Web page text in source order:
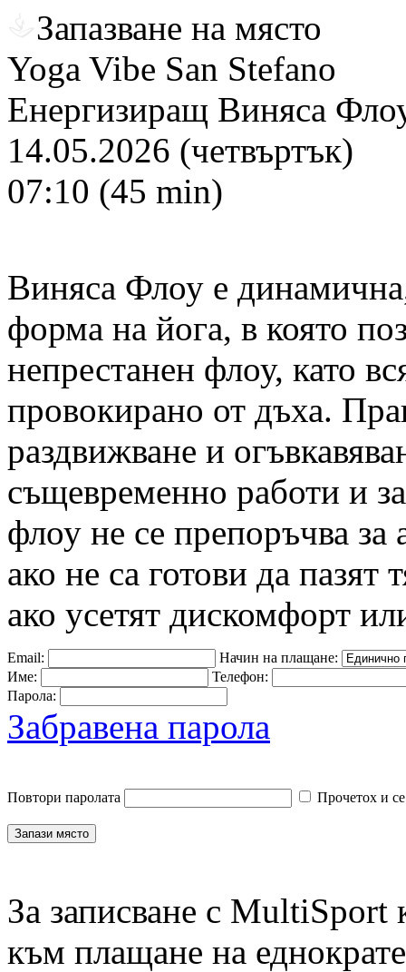
Запазване на място
Yoga Vibe San Stefano
Енергизиращ Виняса
14.05.2026 (четвъртък)
07:10 (45 min)
Виняса Флоу е
форма на йога, в която
непрестанен флоу, като
провокирано от дъха.
раздвижване и
същевременно работи и
флоу не се препоръчва
ако не са готови да пазят
ако усетят дискомфорт
Email:
Начин на плащане:
Име:
Телефон:
Парола:
Забравена парола
Повтори паролата Прочетох и
За записване с MultiSport
към плащане на